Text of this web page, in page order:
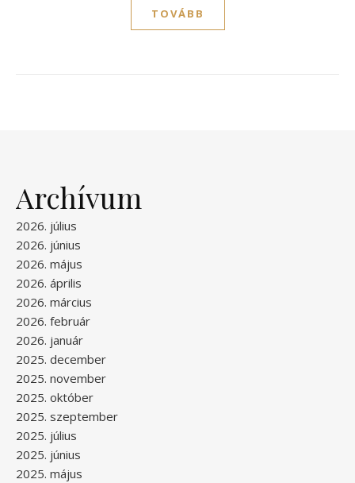
TOVÁBB
Archívum
2026. július
2026. június
2026. május
2026. április
2026. március
2026. február
2026. január
2025. december
2025. november
2025. október
2025. szeptember
2025. július
2025. június
2025. május